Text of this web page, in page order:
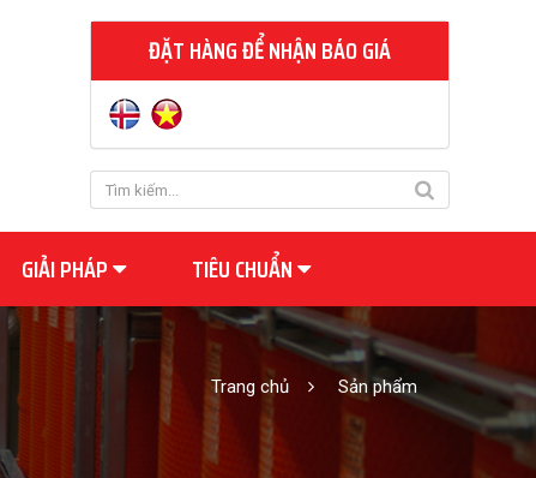
ĐẶT HÀNG ĐỂ NHẬN BÁO GIÁ
GIẢI PHÁP TIÊU CHUẨN
Trang chủ Sản phẩm